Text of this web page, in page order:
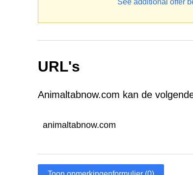
See additional offer
URL's
Animaltabnow.com kan de
animaltabnow.com